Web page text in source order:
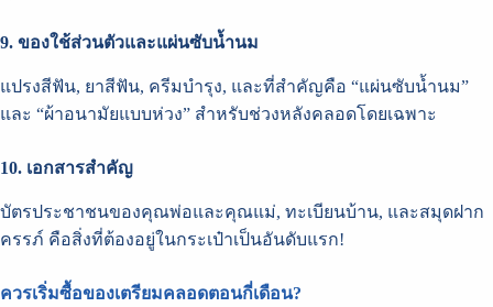
9. ของใช้ส่วนตัวและแผ่นซับน้ำนม
แปรงสีฟัน, ยาสีฟัน, ครีมบำรุง, และที่สำคัญคือ “แผ่นซับน้ำนม”
และ “ผ้าอนามัยแบบห่วง” สำหรับช่วงหลังคลอดโดยเฉพาะ
10. เอกสารสำคัญ
บัตรประชาชนของคุณพ่อและคุณแม่, ทะเบียนบ้าน, และสมุดฝาก
ครรภ์ คือสิ่งที่ต้องอยู่ในกระเป๋าเป็นอันดับแรก!
ควรเริ่มซื้อของเตรียมคลอดตอนกี่เดือน?